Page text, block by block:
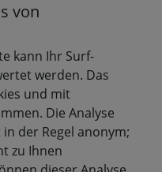
von
kann Ihr Surf-
werden. Das
und mit
Die Analyse
der Regel anonym;
zu Ihnen